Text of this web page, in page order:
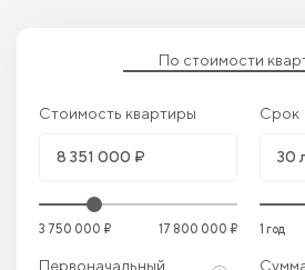
По стоимости
Стоимость квартиры
3 750 000 ₽ 17 800 000 ₽
Срок
1 год
Первоначальный